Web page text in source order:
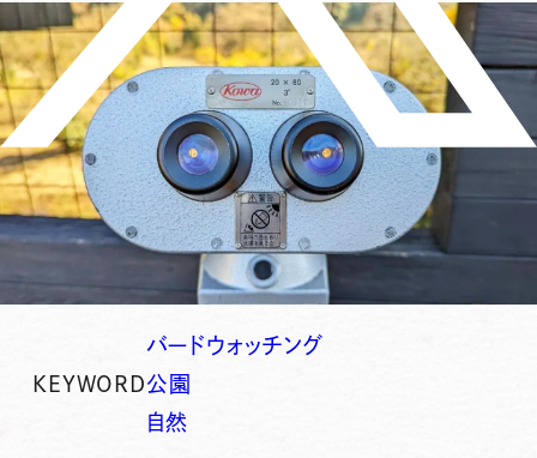
KEYWORD
バードウォッチング
公園
自然